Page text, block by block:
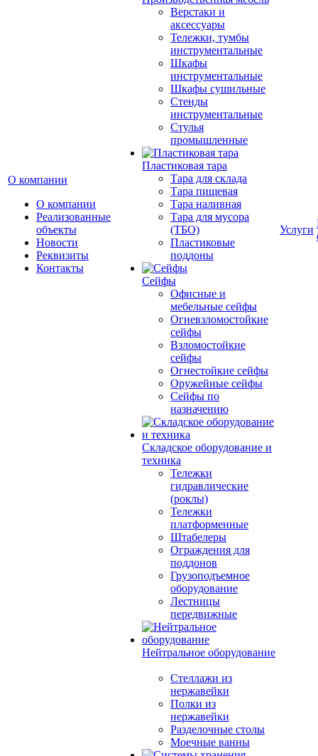
О компании
О компании
Реализованные
объекты
Новости
Реквизиты
Контакты
Верстаки и
аксессуары
Тележки, тумбы
инструментальные
Шкафы
инструментальные
Шкафы сушильные
Стенды
инструментальные
Cтулья
промышленные
Пластиковая тара
Тара для склада
Тара пищевая
Тара наливная
Тара для мусора
(ТБО)
Пластиковые
поддоны
Сейфы
Офисные и
мебельные сейфы
Огневзломостойкие
сейфы
Взломостойкие
сейфы
Огнестойкие сейфы
Оружейные сейфы
Сейфы по
назначению
Складское оборудование и
техника
Тележки
гидравлические
(роклы)
Тележки
платформенные
Штабелеры
Ограждения для
поддонов
Грузоподъемное
оборудование
Лестницы
передвижные
Нейтральное оборудование
Стеллажи из
нержавейки
Полки из
нержавейки
Разделочные столы
Моечные ванны
Услуги